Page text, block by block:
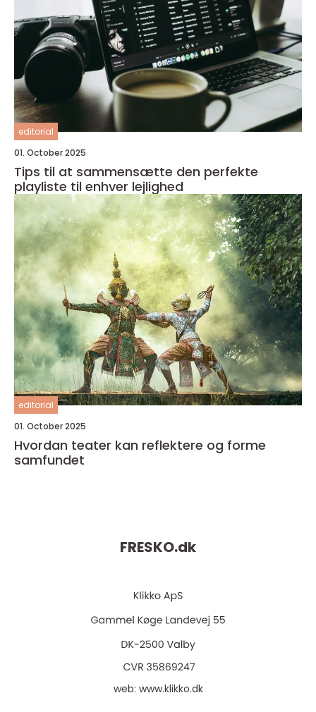
editorial
01. October 2025
Tips til at sammensætte den perfekte
playliste til enhver lejlighed
editorial
01. October 2025
Hvordan teater kan reflektere og forme
samfundet
FRESKO.dk
web: www.klikko.dk